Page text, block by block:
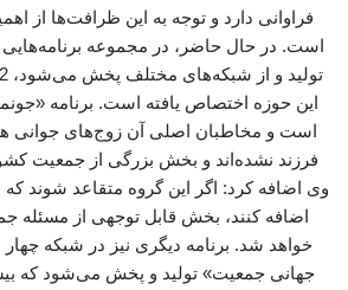
فراوانی دارد و توجه به این ظرافت‌ها از
است. در حال حاضر، در مجموعه
این حوزه اختصاص یافته است. برنامه
است و مخاطبان اصلی آن زوج‌های جوانی
فرزند نشده‌اند و بخش بزرگی از جمعیت
وی اضافه کرد: اگر این گروه متقاعد شوند که
اضافه کنند، بخش قابل توجهی از
خواهد شد. برنامه دیگری نیز در شبکه
جهانی جمعیت» تولید و پخش می‌شود که